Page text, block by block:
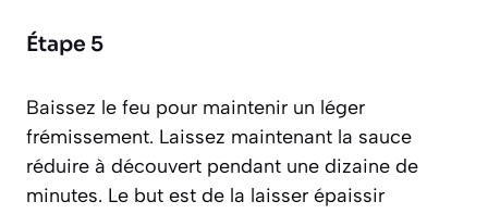
Étape 5
Baissez le feu pour maintenir un léger
frémissement. Laissez maintenant la sauce
réduire à découvert pendant une dizaine de
minutes. Le but est de la laisser épaissir